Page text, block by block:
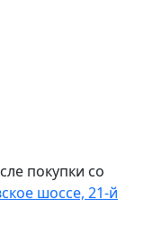
покупки со
шоссе, 21-й